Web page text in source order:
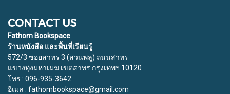
CONTACT US
Fathom Bookspace
ร้านหนังสือ และพื้นที่เรียนรู้
572/3 ซอยสาทร 3 (สวนพลู) ถนนสาทร
แขวงทุ่งมหาเมฆ เขตสาทร กรุงเทพฯ 10120
โทร : 096-935-3642
อีเมล : fathombookspace@gmail.com